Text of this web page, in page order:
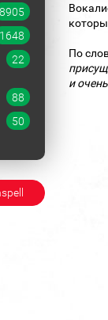
8905
1648
22
88
50
По
и